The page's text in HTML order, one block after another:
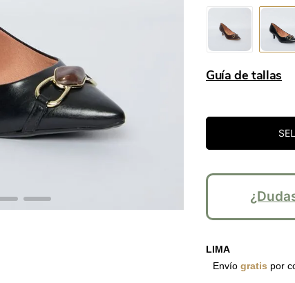
Guía de tallas
LIMA
Envíogratis por